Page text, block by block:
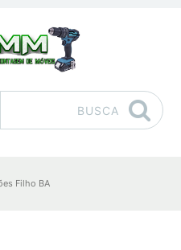
BUSCA
Filho BA